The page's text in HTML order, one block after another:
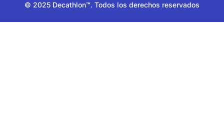
© 2025 Decathlon™. Todos los derechos reservados